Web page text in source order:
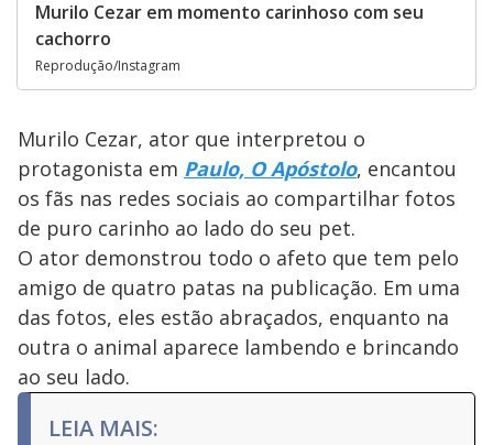
Murilo Cezar em momento carinhoso com seu
cachorro
Reprodução/Instagram
Murilo Cezar, ator que interpretou o
protagonista em Paulo, O Apóstolo, encantou
os fãs nas redes sociais ao compartilhar fotos
de puro carinho ao lado do seu pet.
O ator demonstrou todo o afeto que tem pelo
amigo de quatro patas na publicação. Em uma
das fotos, eles estão abraçados, enquanto na
outra o animal aparece lambendo e brincando
ao seu lado.
LEIA MAIS: